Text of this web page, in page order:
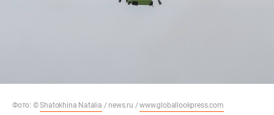
Фото: ©Shatokhina Natalia / news.ru /www.globallookpress.com